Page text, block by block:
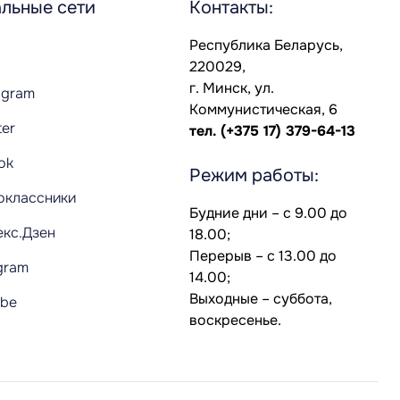
сети Контакты:
Республика Беларусь,
220029,
г. Минск, ул.
Коммунистическая, 6
тел. (+375 17) 379-64-13
Режим работы:
Будние дни – с 9.00 до
18.00;
Перерыв – с 13.00 до
14.00;
Выходные – суббота,
воскресенье.